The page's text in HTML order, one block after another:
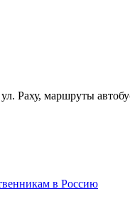
ул. Раху, маршруты
в Россию